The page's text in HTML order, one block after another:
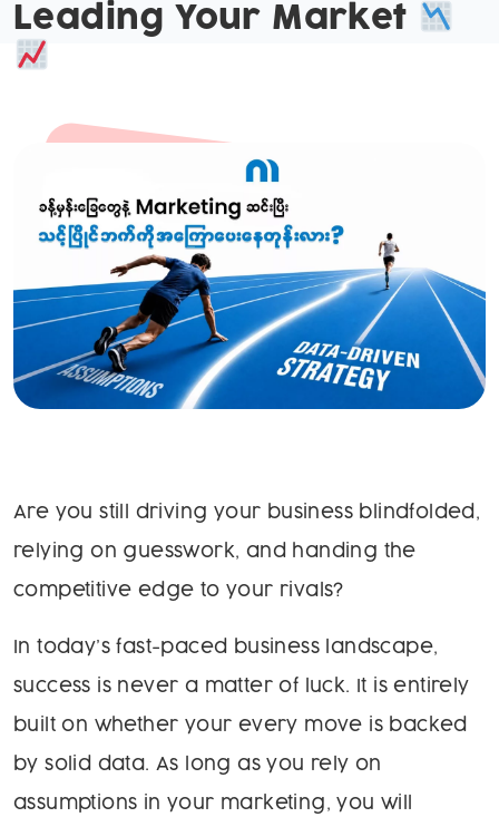
Leading Your Market
Are you still driving your business blindfolded,
relying on guesswork, and handing the
competitive edge to your rivals?
In today’s fast-paced business landscape,
success is never a matter of luck. It is entirely
built on whether your every move is backed
by solid data. As long as you rely on
assumptions in your marketing, you will